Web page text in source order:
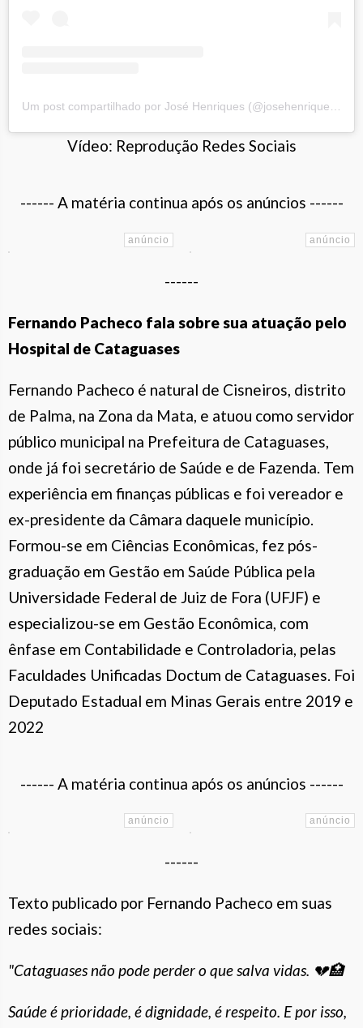
Um post compartilhado por José Henriques (@josehenriquescataguases)
Vídeo: Reprodução Redes Sociais
------ A matéria continua após os anúncios ------
------
Fernando Pacheco fala sobre sua atuação pelo
Hospital de Cataguases
Fernando Pacheco é natural de Cisneiros, distrito
de Palma, na Zona da Mata, e atuou como servidor
público municipal na Prefeitura de Cataguases,
onde já foi secretário de Saúde e de Fazenda. Tem
experiência em finanças públicas e foi vereador e
ex-presidente da Câmara daquele município.
Formou-se em Ciências Econômicas, fez pós-
graduação em Gestão em Saúde Pública pela
Universidade Federal de Juiz de Fora (UFJF) e
especializou-se em Gestão Econômica, com
ênfase em Contabilidade e Controladoria, pelas
Faculdades Unificadas Doctum de Cataguases. Foi
Deputado Estadual em Minas Gerais entre 2019 e
2022
------ A matéria continua após os anúncios ------
------
Texto publicado por Fernando Pacheco em suas
redes sociais:
"Cataguases não pode perder o que salva vidas. 💔🏥
Saúde é prioridade, é dignidade, é respeito. E por isso,